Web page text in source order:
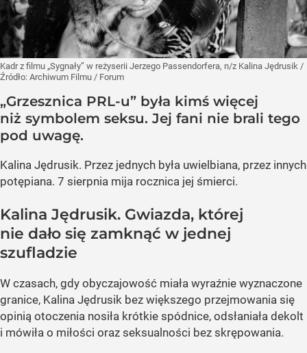
Kadr z filmu „Sygnały” w reżyserii Jerzego Passendorfera, n/z Kalina Jędrusik /
Źródło: Archiwum Filmu / Forum
„Grzesznica PRL-u” była kimś więcej
niż symbolem seksu. Jej fani nie brali tego
pod uwagę.
Kalina Jędrusik. Przez jednych była uwielbiana, przez innych
potępiana. 7 sierpnia mija rocznica jej śmierci.
Kalina Jędrusik. Gwiazda, której
nie dało się zamknąć w jednej
szufladzie
W czasach, gdy obyczajowość miała wyraźnie wyznaczone
granice, Kalina Jędrusik bez większego przejmowania się
opinią otoczenia nosiła krótkie spódnice, odsłaniała dekolt
i mówiła o miłości oraz seksualności bez skrępowania.